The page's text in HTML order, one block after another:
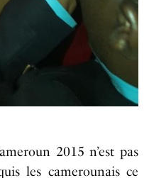
2015 n’est pas
les camerounais ce